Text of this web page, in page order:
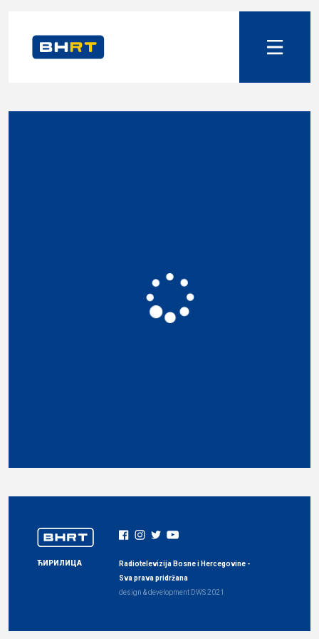
ЋИРИЛИЦА
Radiotelevizija Bosne i Hercegovine -
Sva prava pridržana
design & development DWS2021